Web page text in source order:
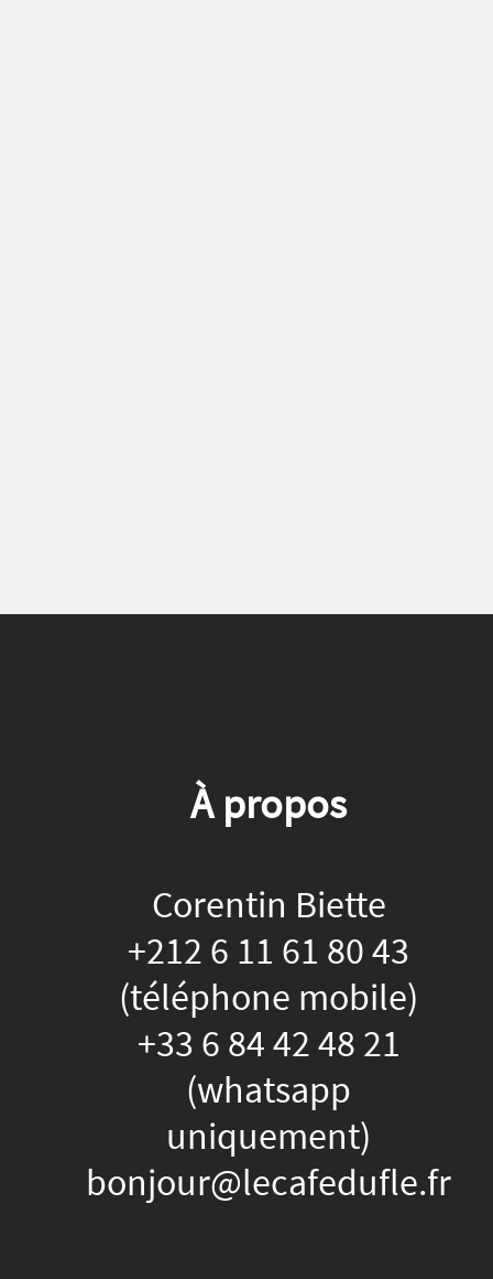
À propos
Corentin Biette
+212 6 11 61 80 43
(téléphone mobile)
+33 6 84 42 48 21
(whatsapp
uniquement)
bonjour@lecafedufle.fr